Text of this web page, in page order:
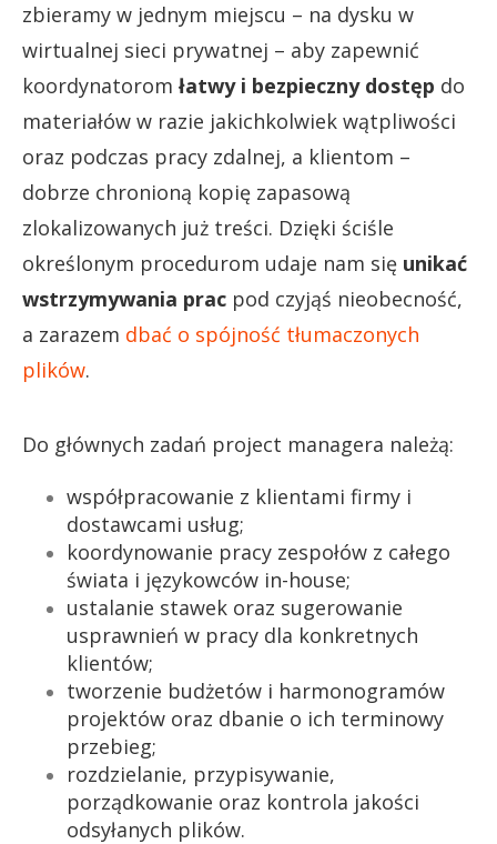
zbieramy w jednym miejscu – na dysku w
wirtualnej sieci prywatnej – aby zapewnić
koordynatorom łatwy i bezpieczny dostęp do
materiałów w razie jakichkolwiek wątpliwości
oraz podczas pracy zdalnej, a klientom –
dobrze chronioną kopię zapasową
zlokalizowanych już treści. Dzięki ściśle
określonym procedurom udaje nam się unikać
wstrzymywania prac pod czyjąś nieobecność,
a zarazem dbać o spójność tłumaczonych
plików.
Do głównych zadań project managera należą:
współpracowanie z klientami firmy i
dostawcami usług;
koordynowanie pracy zespołów z całego
świata i językowców in-house;
ustalanie stawek oraz sugerowanie
usprawnień w pracy dla konkretnych
klientów;
tworzenie budżetów i harmonogramów
projektów oraz dbanie o ich terminowy
przebieg;
rozdzielanie, przypisywanie,
porządkowanie oraz kontrola jakości
odsyłanych plików.